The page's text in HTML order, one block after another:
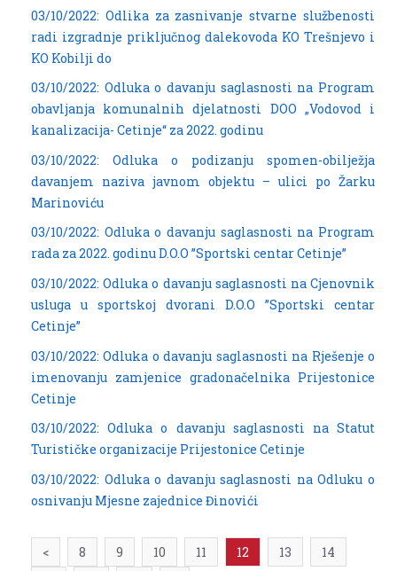
03/10/2022: Odlika za zasnivanje stvarne službenosti
radi izgradnje priključnog dalekovoda KO Trešnjevo i
KO Kobilji do
03/10/2022: Odluka o davanju saglasnosti na Program
obavljanja komunalnih djelatnosti DOO „Vodovod i
kanalizacija- Cetinje“ za 2022. godinu
03/10/2022: Odluka o podizanju spomen-obilježja
davanjem naziva javnom objektu – ulici po Žarku
Marinoviću
03/10/2022: Odluka o davanju saglasnosti na Program
rada za 2022. godinu D.O.O ”Sportski centar Cetinje”
03/10/2022: Odluka o davanju saglasnosti na Cjenovnik
usluga u sportskoj dvorani D.O.O ”Sportski centar
Cetinje”
03/10/2022: Odluka o davanju saglasnosti na Rješenje o
imenovanju zamjenice gradonačelnika Prijestonice
Cetinje
03/10/2022: Odluka o davanju saglasnosti na Statut
Turističke organizacije Prijestonice Cetinje
03/10/2022: Odluka o davanju saglasnosti na Odluku o
osnivanju Mjesne zajednice Đinovići
< 8 9 10 11 12 13
14